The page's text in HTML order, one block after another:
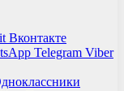
Вконтакте
Telegram Viber